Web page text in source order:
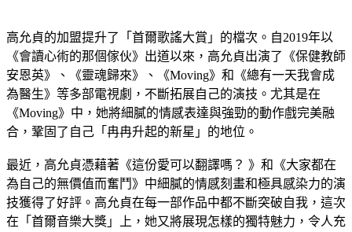
高允貞的加盟提升了「首爾歌謠大賞」的檔次。自2019年以
《會讀心術的那個傢伙》出道以來，高允貞出演了《保健教師
安恩英》、《靈魂歸來》、《Moving》和《總有一天我會成
為醫生》等多部電視劇，不斷拓展自己的演技。尤其是在
《Moving》中，她將細膩的情感表達與強勁的動作戲完美融
合，鞏固了自己「冉冉升起的新星」的地位。
最近，高允貞憑藉著《這份愛可以翻譯嗎？ 》和《大家都在
為自己的無價值而奮鬥》中細膩的情感刻畫和極具感染力的演
技獲得了好評。高允貞在每一部作品中都不斷突破自我，這次
在「首爾音樂大獎」上，她又將展現怎樣的獨特魅力，令人充